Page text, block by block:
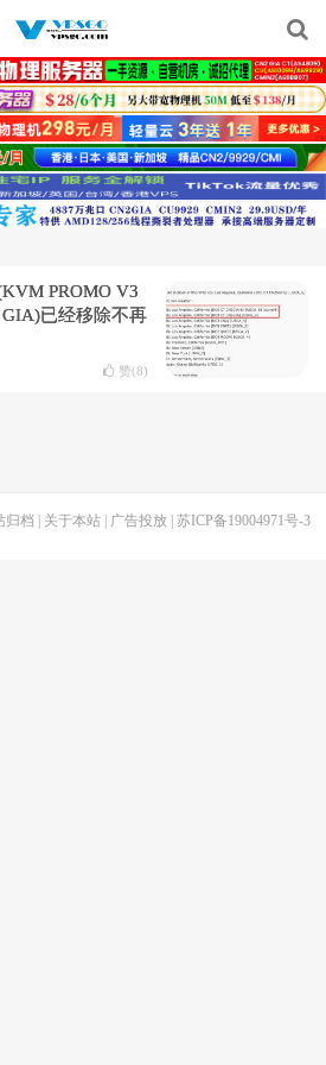
PROMO V3
GIA)已经移除不再
赞(8)
归档 关于本站| 广告投放| 苏ICP备19004971号-3